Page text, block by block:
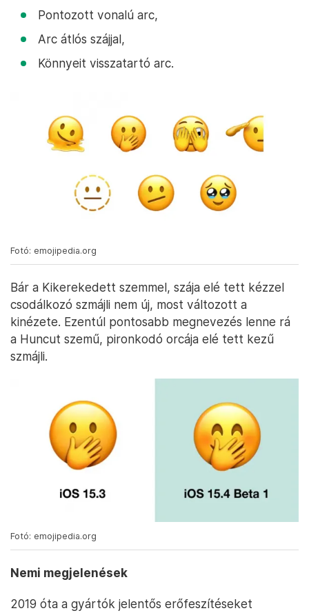
Pontozott vonalú arc,
Arc átlós szájjal,
Könnyeit visszatartó arc.
Fotó: emojipedia.org
Bár a Kikerekedett szemmel, szája elé tett kézzel
csodálkozó szmájli nem új, most változott a
kinézete. Ezentúl pontosabb megnevezés lenne rá
a Huncut szemű, pironkodó orcája elé tett kezű
szmájli.
Fotó: emojipedia.org
Nemi megjelenések
2019 óta a gyártók jelentős erőfeszítéseket